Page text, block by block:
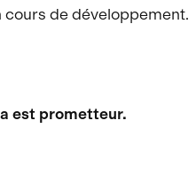
cours de développement.
est prometteur.